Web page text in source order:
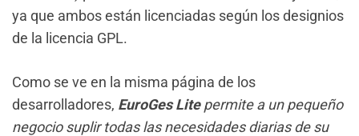
ya que ambos están licenciadas según los designios
de la licencia GPL.
Como se ve en la misma página de los
desarrolladores, EuroGes Litepermite a un pequeño
negocio suplir todas las necesidades diarias de su